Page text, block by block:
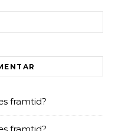
framtid?